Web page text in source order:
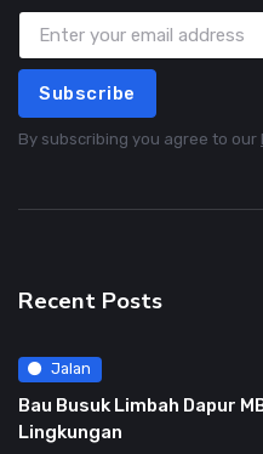
Subscribe
By subscribing you agree to our
Recent Posts
Jalan
Bau Busuk Limbah Dapur
Lingkungan